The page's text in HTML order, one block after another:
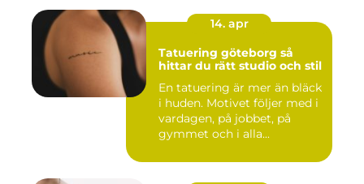
14. apr
Tatuering göteborg så
hittar du rätt studio och stil
En tatuering är mer än bläck
i huden. Motivet följer med i
vardagen, på jobbet, på
gymmet och i alla...